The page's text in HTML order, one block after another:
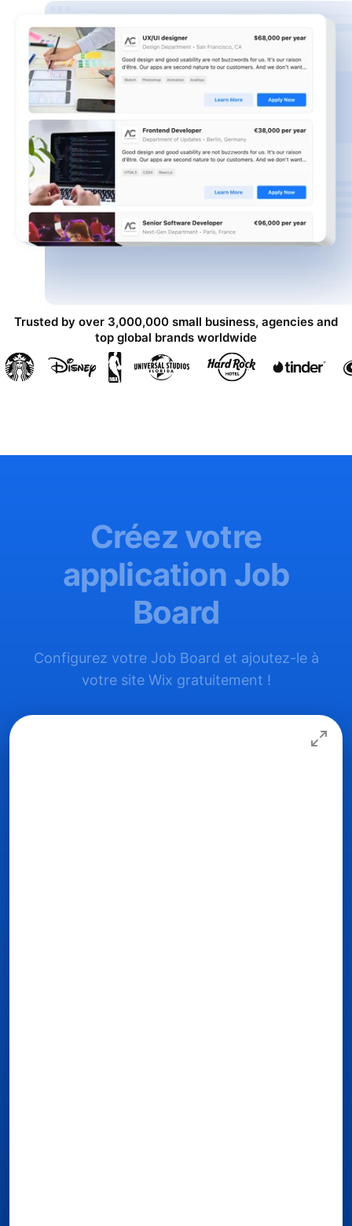
Trusted by over 3,000,000 small business, agencies and
top global brands worldwide
Créez votre
application Job
Board
Configurez votre Job Board et ajoutez-le à
votre site Wix gratuitement !